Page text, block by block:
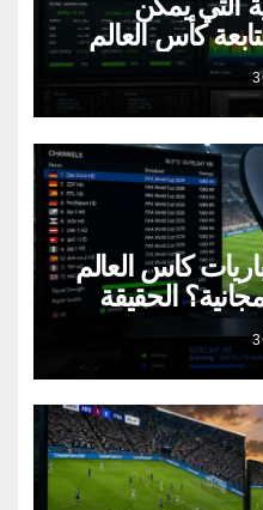
كأس العالم
كأس العالم
الحقيقة